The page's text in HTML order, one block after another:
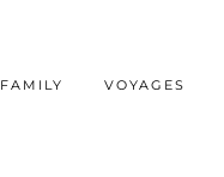
FAMILY VOYAGES